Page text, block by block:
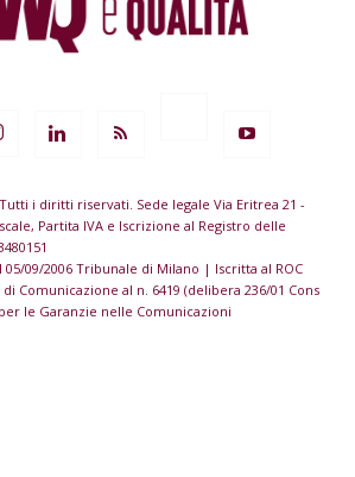
i diritti riservati. Sede legale Via Eritrea 21 -
Partita IVA e Iscrizione al Registro delle
05/09/2006 Tribunale di Milano | Iscritta al ROC
Comunicazione al n. 6419 (delibera 236/01 Cons
le Garanzie nelle Comunicazioni